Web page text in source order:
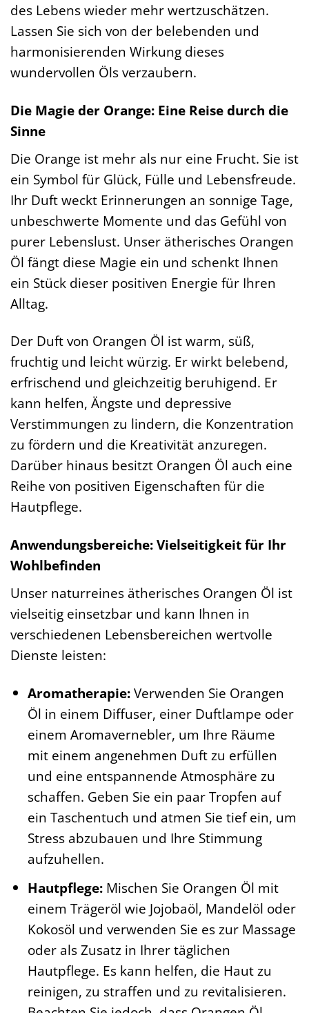
des Lebens wieder mehr wertzuschätzen.
Lassen Sie sich von der belebenden und
harmonisierenden Wirkung dieses
wundervollen Öls verzaubern.
Die Magie der Orange: Eine Reise durch die
Sinne
Die Orange ist mehr als nur eine Frucht. Sie ist
ein Symbol für Glück, Fülle und Lebensfreude.
Ihr Duft weckt Erinnerungen an sonnige Tage,
unbeschwerte Momente und das Gefühl von
purer Lebenslust. Unser ätherisches Orangen
Öl fängt diese Magie ein und schenkt Ihnen
ein Stück dieser positiven Energie für Ihren
Alltag.
Der Duft von Orangen Öl ist warm, süß,
fruchtig und leicht würzig. Er wirkt belebend,
erfrischend und gleichzeitig beruhigend. Er
kann helfen, Ängste und depressive
Verstimmungen zu lindern, die Konzentration
zu fördern und die Kreativität anzuregen.
Darüber hinaus besitzt Orangen Öl auch eine
Reihe von positiven Eigenschaften für die
Hautpflege.
Anwendungsbereiche: Vielseitigkeit für Ihr
Wohlbefinden
Unser naturreines ätherisches Orangen Öl ist
vielseitig einsetzbar und kann Ihnen in
verschiedenen Lebensbereichen wertvolle
Dienste leisten:
Aromatherapie:Verwenden Sie Orangen
Öl in einem Diffuser, einer Duftlampe oder
einem Aromavernebler, um Ihre Räume
mit einem angenehmen Duft zu erfüllen
und eine entspannende Atmosphäre zu
schaffen. Geben Sie ein paar Tropfen auf
ein Taschentuch und atmen Sie tief ein, um
Stress abzubauen und Ihre Stimmung
aufzuhellen.
Hautpflege:Mischen Sie Orangen Öl mit
einem Trägeröl wie Jojobaöl, Mandelöl oder
Kokosöl und verwenden Sie es zur Massage
oder als Zusatz in Ihrer täglichen
Hautpflege. Es kann helfen, die Haut zu
reinigen, zu straffen und zu revitalisieren.